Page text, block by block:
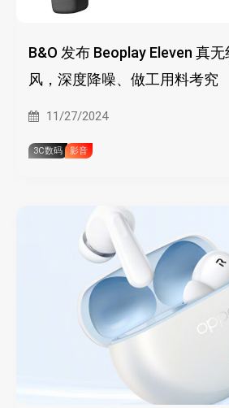
B&O 发布 Beoplay Eleven 真
风，深度降噪、做工用料考究
11/27/2024
3C数码 影音